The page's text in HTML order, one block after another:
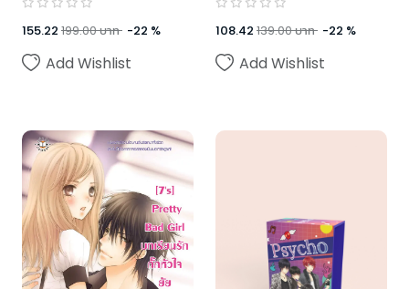
155.22 199.00บาท -22 %
Add Wishlist
108.42 139.00บาท -22 %
Add Wishlist